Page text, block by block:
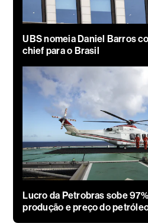
UBS nomeia Daniel Barros
chief para o Brasil
Lucro da Petrobras sobe
produção e preço do